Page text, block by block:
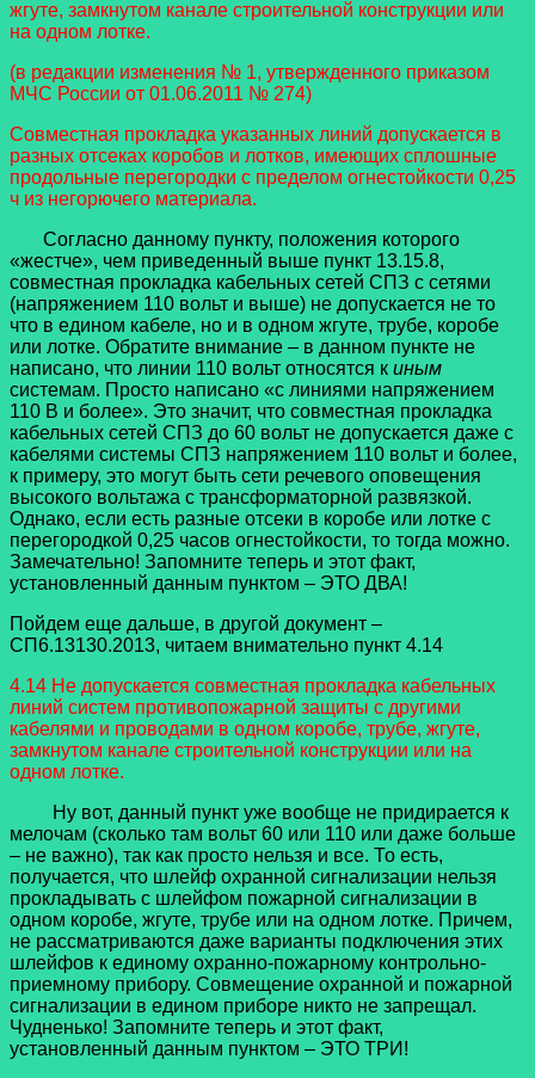
жгуте, замкнутом канале строительной конструкции или
на одном лотке.
(в редакции изменения № 1, утвержденного приказом
МЧС России от 01.06.2011 № 274)
Совместная прокладка указанных линий допускается в
разных отсеках коробов и лотков, имеющих сплошные
продольные перегородки с пределом огнестойкости 0,25
ч из негорючего материала.
Согласно данному пункту, положения которого
«жестче», чем приведенный выше пункт 13.15.8,
совместная прокладка кабельных сетей СПЗ с сетями
(напряжением 110 вольт и выше) не допускается не то
что в едином кабеле, но и в одном жгуте, трубе, коробе
или лотке. Обратите внимание – в данном пункте не
написано, что линии 110 вольт относятся к иным
системам. Просто написано «с линиями напряжением
110 В и более». Это значит, что совместная прокладка
кабельных сетей СПЗ до 60 вольт не допускается даже с
кабелями системы СПЗ напряжением 110 вольт и более,
к примеру, это могут быть сети речевого оповещения
высокого вольтажа с трансформаторной развязкой.
Однако, если есть разные отсеки в коробе или лотке с
перегородкой 0,25 часов огнестойкости, то тогда можно.
Замечательно! Запомните теперь и этот факт,
установленный данным пунктом – ЭТО ДВА!
Пойдем еще дальше, в другой документ –
СП6.13130.2013, читаем внимательно пункт 4.14
4.14 Не допускается совместная прокладка кабельных
линий систем противопожарной защиты с другими
кабелями и проводами в одном коробе, трубе, жгуте,
замкнутом канале строительной конструкции или на
одном лотке.
Ну вот, данный пункт уже вообще не придирается к
мелочам (сколько там вольт 60 или 110 или даже больше
– не важно), так как просто нельзя и все. То есть,
получается, что шлейф охранной сигнализации нельзя
прокладывать с шлейфом пожарной сигнализации в
одном коробе, жгуте, трубе или на одном лотке. Причем,
не рассматриваются даже варианты подключения этих
шлейфов к единому охранно-пожарному контрольно-
приемному прибору. Совмещение охранной и пожарной
сигнализации в едином приборе никто не запрещал.
Чудненько! Запомните теперь и этот факт,
установленный данным пунктом – ЭТО ТРИ!